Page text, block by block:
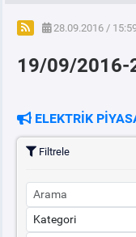
SPOT ELEKTRİK
ÖRNEK FİNANS
VADELİ ELEKTRİK
PİYASA
SERBEST
28.09.2016 /
19/09/
ELEKTRİK
Filtrele